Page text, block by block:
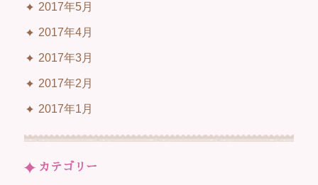
2017年5月
2017年4月
2017年3月
2017年2月
2017年1月
カテゴリー